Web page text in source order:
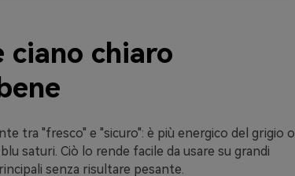
ciano chiaro
tra "fresco" e "sicuro": è più energico del grigio o
saturi. Ciò lo rende facile da usare su grandi
senza risultare pesante.